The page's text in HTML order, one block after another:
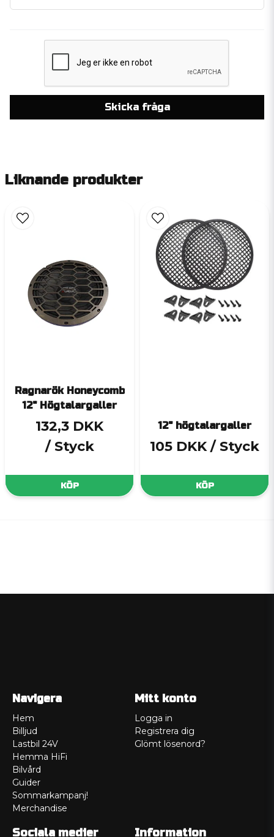
Skicka fråga
Liknande produkter
Ragnarök Honeycomb
12" Högtalargaller
132,3 DKK
/ Styck
KÖP
12" högtalargaller
105 DKK / Styck
KÖP
Navigera
Hem
Billjud
Lastbil 24V
Hemma HiFi
Bilvård
Guider
Sommarkampanj!
Merchandise
Mitt konto
Logga in
Registrera dig
Glömt lösenord?
Sociala medier Information